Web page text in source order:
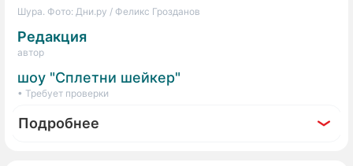
Шура. Фото: Дни.ру / Феликс Грозданов
Редакция
автор
шоу "Сплетни шейкер"
• Требует проверки
Подробнее